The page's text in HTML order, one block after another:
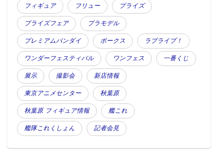
フィギュア フリュー プライズ
プライズフェア プラモデル
プレミアムバンダイ ボークス ラブライブ！
ワンダーフェスティバル ワンフェス 一番くじ
展示 撮影会 新店情報
東京アニメセンター 秋葉原
秋葉原 フィギュア情報 艦これ
艦隊これくしょん 記者会見